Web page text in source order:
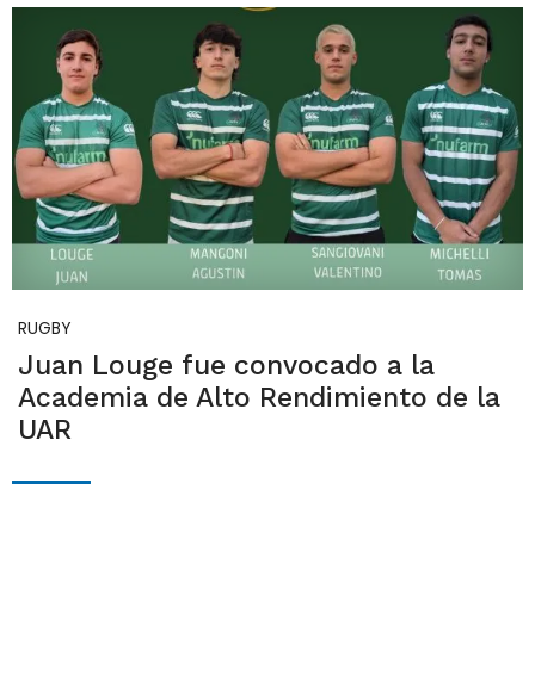
RUGBY
Juan Louge fue convocado a la
Academia de Alto Rendimiento de la
UAR